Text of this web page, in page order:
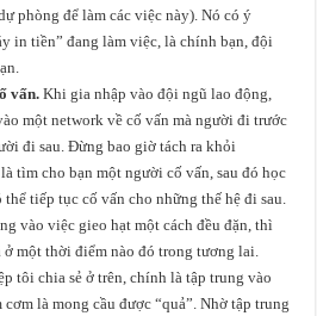
phòng để làm các việc này). Nó có ý
in tiền” đang làm việc, là chính bạn, đội
vấn. Khi gia nhập vào đội ngũ lao động,
một network về cố vấn mà người đi trước
đi sau. Đừng bao giờ tách ra khỏi
tìm cho bạn một người cố vấn, sau đó học
tiếp tục cố vấn cho những thế hệ đi sau.
vào việc gieo hạt một cách đều đặn, thì
ở một thời điểm nào đó trong tương lai.
tôi chia sẻ ở trên, chính là tập trung vào
là mong cầu được “quả”. Nhờ tập trung